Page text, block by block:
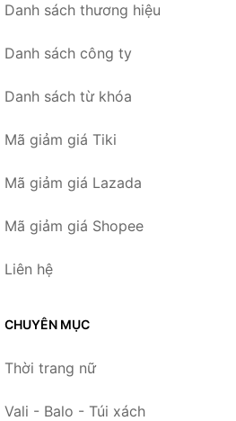
Danh sách thương hiệu
Danh sách công ty
Danh sách từ khóa
Mã giảm giá Tiki
Mã giảm giá Lazada
Mã giảm giá Shopee
Liên hệ
CHUYÊN MỤC
Thời trang nữ
Vali - Balo - Túi xách